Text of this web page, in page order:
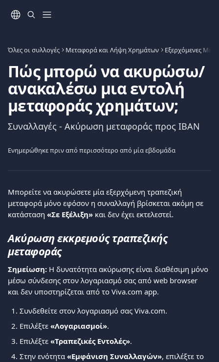
Όλες οι συλλογές Μεταφορά και Λήψη Χρημάτων Εξερχόμενες
Πώς μπορώ να ακυρώσω/
ανακαλέσω μια εντολή
μεταφοράς χρημάτων;
Συναλλαγές - Ακύρωση μεταφοράς προς IBAN
Ενημερώθηκε πριν από περισσότερο από μία εβδομάδα
Μπορείτε να ακυρώσετε μία εξερχόμενη τραπεζική
μεταφορά μόνο εφόσον η συναλλαγή βρίσκεται ακόμη σε
κατάσταση «Σε Εξέλιξη» και δεν έχει εκτελεστεί.
Ακύρωση εκκρεμούς τραπεζικής
μεταφοράς
Σημείωση: Η δυνατότητα ακύρωσης είναι διαθέσιμη μόνο
μέσω σύνδεσης στον λογαριασμό σας από web browser
και δεν υποστηρίζεται από το Viva.com app.
Συνδεθείτε στον λογαριασμό σας Viva.com.
Επιλέξτε «Λογαριασμοί».
Επιλέξτε «Τραπεζικές Εντολές».
Στην ενότητα «Εμφάνιση Συναλλαγών», επιλέξτε το